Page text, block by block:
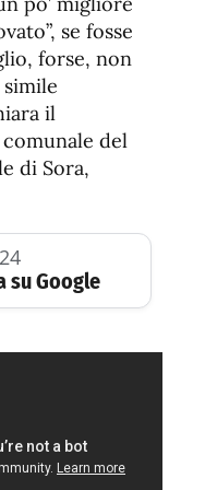
se fosse
forse, non
il
del
di Sora,
su Google